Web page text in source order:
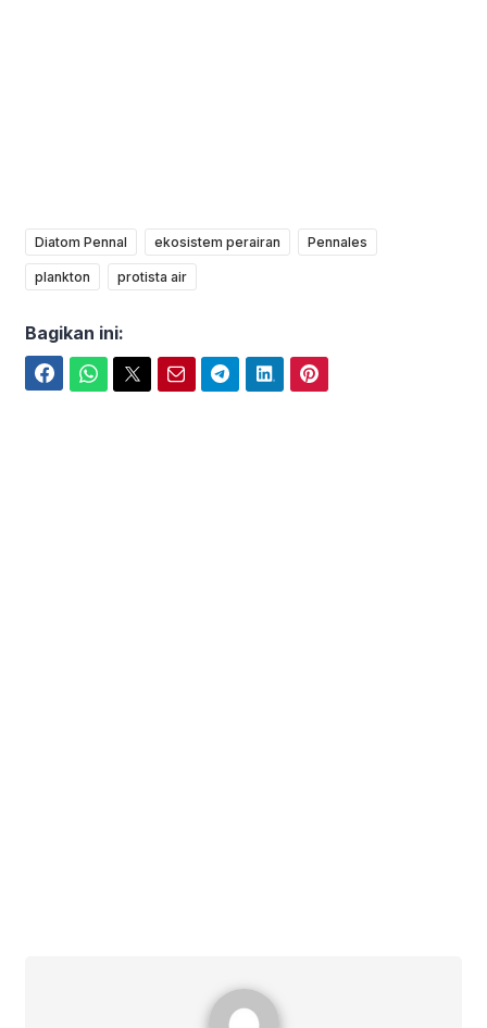
Diatom Pennal ekosistem perairan Pennales
plankton protista air
Bagikan ini: